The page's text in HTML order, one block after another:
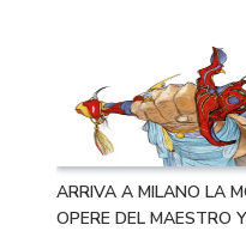
ARRIVA A MILANO LA
OPERE DEL MAESTRO